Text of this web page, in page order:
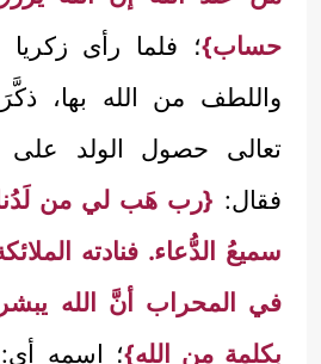
حساب}؛ فلما رأى زكريا
واللطف من الله بها،
تعالى حصول الولد على
فقال: {رب هَب لي من
سميعُ الدُّعاء. فنادته
في المحراب أنَّ الله
بكلمة من الله}؛ اسمه أي: